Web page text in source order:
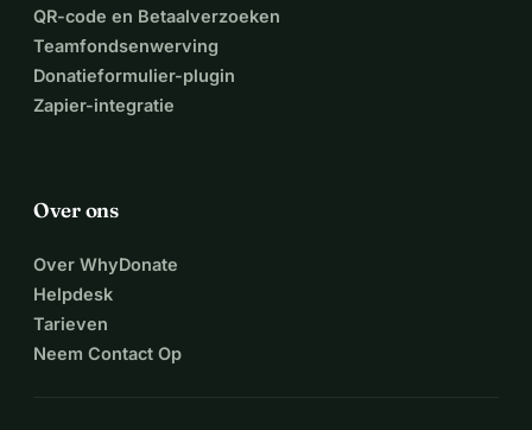
QR-code en Betaalverzoeken
Teamfondsenwerving
Donatieformulier-plugin
Zapier-integratie
Over ons
Over WhyDonate
Helpdesk
Tarieven
Neem Contact Op